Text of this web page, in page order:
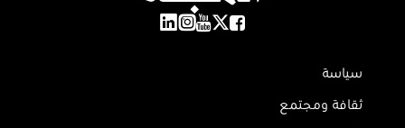
سياسة
ثقافة ومجتمع